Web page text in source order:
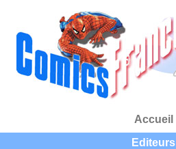
Accueil
Editeurs